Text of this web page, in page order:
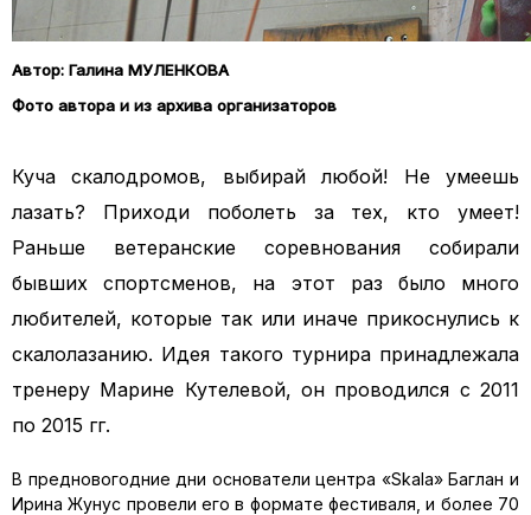
Автор: Галина МУЛЕНКОВА
Фото автора и из архива организаторов
Куча скалодромов, выбирай любой! Не умеешь
лазать? Приходи поболеть за тех, кто умеет!
Раньше ветеранские соревнования собирали
бывших спортсменов, на этот раз было много
любителей, которые так или иначе прикоснулись к
скалолазанию. Идея такого турнира принадлежала
тренеру Марине Кутелевой, он проводился с 2011
по 2015 гг.
В предновогодние дни основатели центра «Skala» Баглан и
Ирина Жунус провели его в формате фестиваля, и более 70